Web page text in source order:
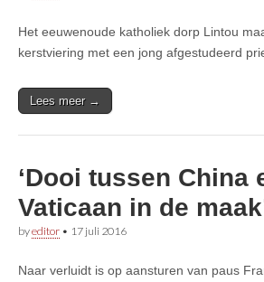
Het eeuwenoude katholiek dorp Lintou
kerstviering met een jong afgestudeerd
Lees meer →
‘Dooi tussen China
Vaticaan in de
byeditor • 17 juli 2016
Naar verluidt is op aansturen van paus